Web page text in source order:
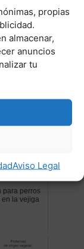
propias
almacenar,
anuncios
tu
Aviso Legal
Sin
ser
para perros
en la vejiga